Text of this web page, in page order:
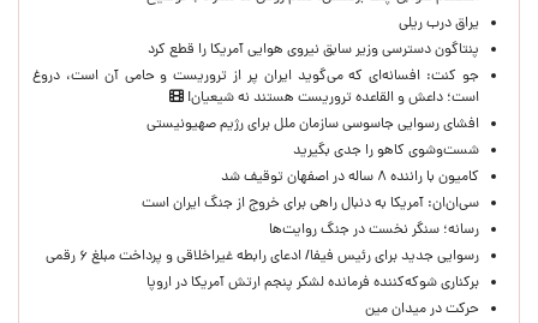
یراق درب ریلی
پنتاگون دسترسی وزیر سابق نیروی هوایی آمریکا را قطع کرد
جو کنت: افسانه‌ای که می‌گوید ایران پر از تروریست و حامی آن است، دروغ
است؛ داعش و القاعده تروریست هستند نه شیعیان!
افشای رسوایی جاسوسی سازمان ملل برای رژیم صهیونیستی
شست‌وشوی کاهو را جدی بگیرید
کامیون با راننده ۸ ساله در اصفهان توقیف شد
سی‌ان‌ان: آمریکا به دنبال راهی برای خروج از جنگ ایران است
رسانه؛ سنگر نخست در جنگ روایت‌ها
رسوایی جدید برای رئیس فیفا/ ادعای رابطه غیراخلاقی و پرداخت مبلغ ۶ رقمی
برکناری شوکه‌کننده فرمانده لشکر پنجم ارتش آمریکا در اروپا
حركت در ميدان مين